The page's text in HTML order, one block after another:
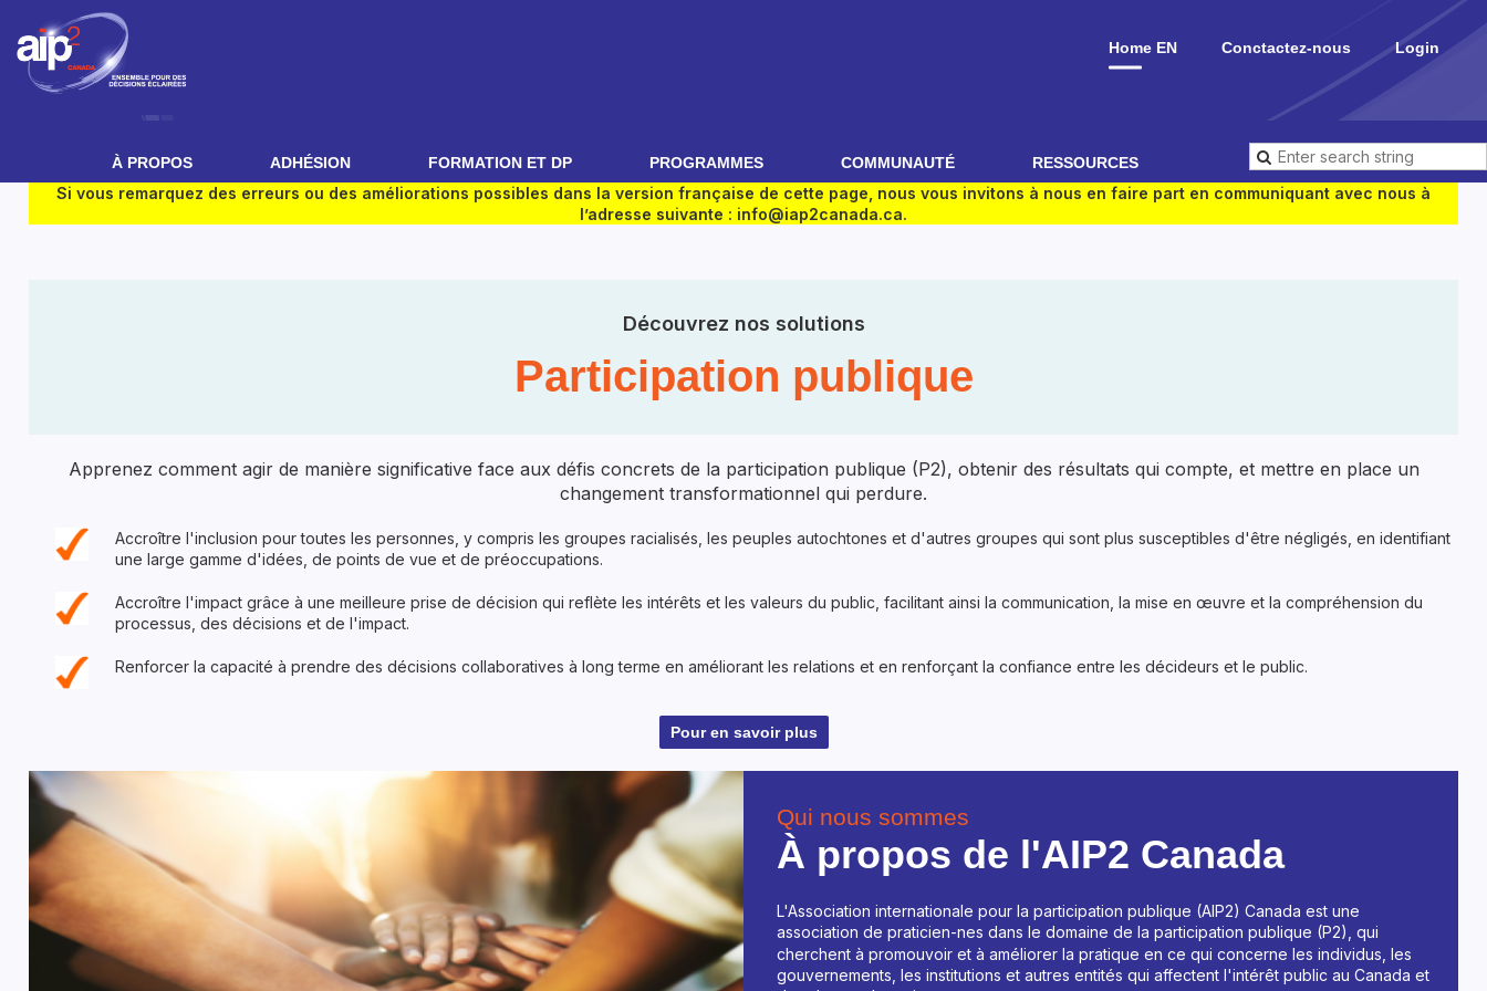
Home EN Conctactez-nous Login
À PROPOS ADHÉSION FORMATION ET DP PROGRAMMES COMMUNAUTÉ RESSOURCES
Si vous remarquez des erreurs ou des améliorations possibles dans la version française de cette page, nous vous invitons à nous en faire part en communiquant avec nous à
l’adresse suivante : info@iap2canada.ca.
Découvrez nos solutions
Participation publique
Apprenez comment agir de manière significative face aux défis concrets de la participation publique (P2), obtenir des résultats qui compte, et mettre en place un
changement transformationnel qui perdure.
Accroître l'inclusion pour toutes les personnes, y compris les groupes racialisés, les peuples autochtones et d'autres groupes qui sont plus susceptibles d'être négligés, en identifiant
une large gamme d'idées, de points de vue et de préoccupations.
Accroître l'impact grâce à une meilleure prise de décision qui reflète les intérêts et les valeurs du public, facilitant ainsi la communication, la mise en œuvre et la compréhension du
processus, des décisions et de l'impact.
Renforcer la capacité à prendre des décisions collaboratives à long terme en améliorant les relations et en renforçant la confiance entre les décideurs et le public.
Pour en savoir plus
Qui nous sommes
À propos de l'AIP2 Canada
L'Association internationale pour la participation publique (AIP2) Canada est une
association de praticien-nes dans le domaine de la participation publique (P2), qui
cherchent à promouvoir et à améliorer la pratique en ce qui concerne les individus, les
gouvernements, les institutions et autres entités qui affectent l'intérêt public au Canada et